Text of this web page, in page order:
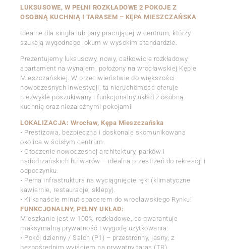
LUKSUSOWE, W PEŁNI ROZKŁADOWE 2 POKOJE Z
OSOBNĄ KUCHNIĄ I TARASEM – KĘPA MIESZCZAŃSKA
Idealne dla singla lub pary pracującej w centrum, którzy
szukają wygodnego lokum w wysokim standardzie.
Prezentujemy luksusowy, nowy, całkowicie rozkładowy
apartament na wynajem, położony na wrocławskiej Kępie
Mieszczańskiej. W przeciwieństwie do większości
nowoczesnych inwestycji, ta nieruchomość oferuje
niezwykle poszukiwany i funkcjonalny układ z osobną
kuchnią oraz niezależnymi pokojami!
LOKALIZACJA: Wrocław, Kępa Mieszczańska
• Prestiżowa, bezpieczna i doskonale skomunikowana
okolica w ścisłym centrum.
• Otoczenie nowoczesnej architektury, parków i
nadodrzańskich bulwarów – idealna przestrzeń do rekreacji i
odpoczynku.
• Pełna infrastruktura na wyciągnięcie ręki (klimatyczne
kawiarnie, restauracje, sklepy).
• Kilkanaście minut spacerem do wrocławskiego Rynku!
FUNKCJONALNY, PEŁNY UKŁAD:
Mieszkanie jest w 100% rozkładowe, co gwarantuje
maksymalną prywatność i wygodę użytkowania:
• Pokój dzienny / Salon (P1) – przestronny, jasny, z
bezpośrednim wyjściem na prywatny taras (TR).